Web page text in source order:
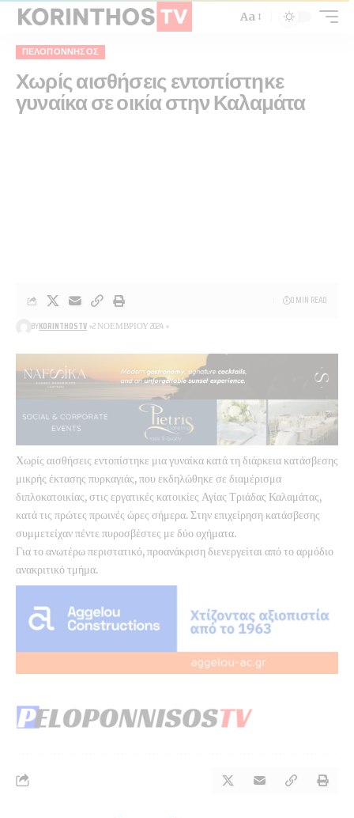
Aa
ΠΕΛΟΠΌΝΝΗΣΟΣ
Χωρίς αισθήσεις εντοπίστηκε
γυναίκα σε οικία στην Καλαμάτα
BYKORINTHOSTV 2 ΝΟΕΜΒΡΊΟΥ 2024
0 MIN READ
Χωρίς αισθήσεις εντοπίστηκε μια γυναίκα κατά τη διάρκεια κατάσβεσης
μικρής έκτασης πυρκαγιάς, που εκδηλώθηκε σε διαμέρισμα
διπλοκατοικίας, στις εργατικές κατοικίες Αγίας Τριάδας Καλαμάτας,
κατά τις πρώτες πρωινές ώρες σήμερα. Στην επιχείρηση κατάσβεσης
συμμετείχαν πέντε πυροσβέστες με δύο οχήματα.
Για το ανωτέρω περιστατικό, προανάκριση διενεργείται από το αρμόδιο
ανακριτικό τμήμα.